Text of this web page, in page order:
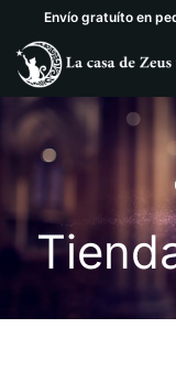
Envío gratuíto en